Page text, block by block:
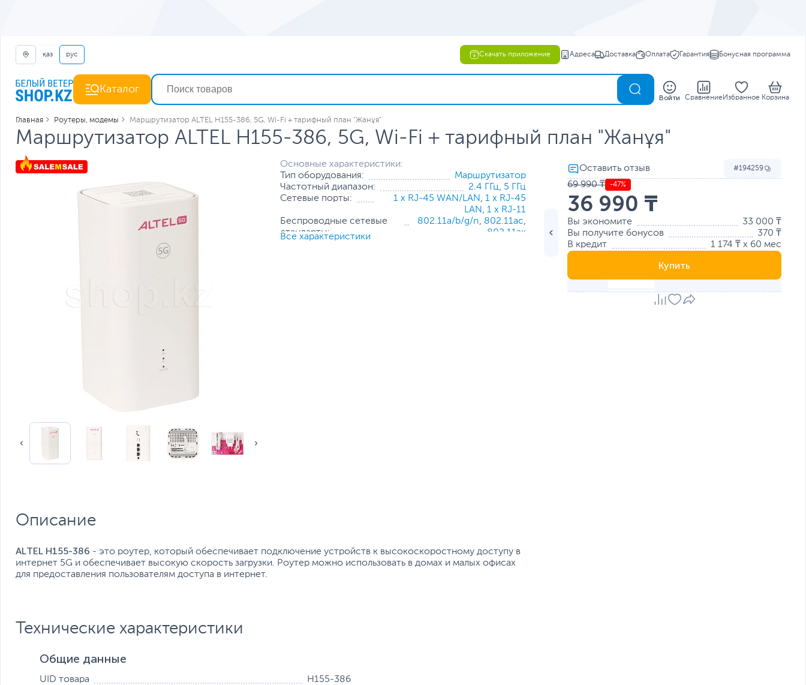
қаз рус Скачать приложение Адреса Доставка Оплата Гарантия Бонусная программа
Каталог
Войти Сравнение Избранное Корзина
Главная Роутеры, модемы Маршрутизатор ALTEL H155-386, 5G, Wi-Fi + тарифный план "Жанұя"
Маршрутизатор ALTEL H155-386, 5G, Wi-Fi + тарифный план "Жанұя"
Основные характеристики:
Тип оборудования:
Маршрутизатор
Частотный диапазон:
2.4 ГГц, 5 ГГц
Сетевые порты:
1 x RJ-45 WAN/LAN,1 x RJ-45
LAN,1 x RJ-11
Беспроводные сетевые
стандарты:
802.11a/b/g/n, 802.11ac,
802.11ax
Все характеристики
194259
69 990 ₸ -47%
36 990 ₸
Вы экономите
33 000 ₸
Вы получите бонусов
370 ₸
В кредит
1 174 ₸ x 60 мес
Купить
Описание
ALTEL H155-386 - это роутер, который обеспечивает подключение устройств к высокоскоростному доступу в
интернет 5G и обеспечивает высокую скорость загрузки. Роутер можно использовать в домах и малых офисах
для предоставления пользователям доступа в интернет.
Технические характеристики
Общие данные
UID товара
H155-386